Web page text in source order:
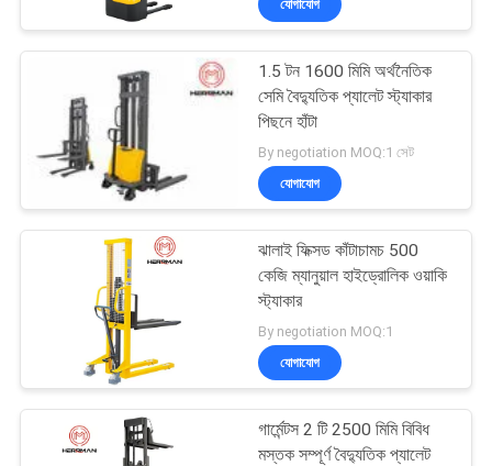
নীতি
কেবল অস্ত্র সরবরাহ মেশিন
30
তারের অঙ্কন মেশিন
29
যোগাযোগ
1.5 টন 1600 মিমি অর্থনৈতিক
সেমি বৈদ্যুতিক প্যালেট স্ট্যাকার
পিছনে হাঁটা
By negotiation MOQ:1 সেট
যোগাযোগ
ঝালাই ফিক্সড কাঁটাচামচ 500
কেজি ম্যানুয়াল হাইড্রোলিক ওয়াকি
স্ট্যাকার
By negotiation MOQ:1
যোগাযোগ
গার্মেন্টস 2 টি 2500 মিমি বিবিধ
মস্তক সম্পূর্ণ বৈদ্যুতিক প্যালেট